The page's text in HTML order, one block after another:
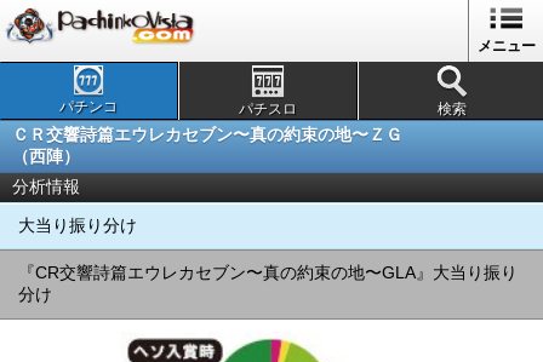
メニュー
パチンコ パチスロ 検索
ＣＲ交響詩篇エウレカセブン〜真の約束の地〜ＺＧ
（西陣）
分析情報
大当り振り分け
『CR交響詩篇エウレカセブン〜真の約束の地〜GLA』大当り振り
分け